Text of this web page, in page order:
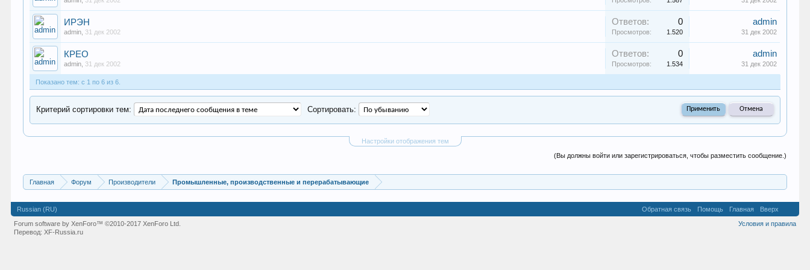
ИРЭН
admin 31 дек 2002
Ответов: 0
Просмотров: 1.520
admin
31 дек 2002
КРЕО
admin 31 дек 2002
Ответов: 0
Просмотров: 1.534
admin
31 дек 2002
Показано тем: с 1 по 6 из 6.
Настройки отображения тем
Критерий сортировки тем: Сортировать:
(Вы должны войти или зарегистрироваться, чтобы разместить сообщение.)
Главная Форум Производители Промышленные, производственные и перерабатывающие
Russian (RU) Обратная связь Помощь Главная
Вверх
Условия и правила
Forum software by XenForo™©2010-2017 XenForo Ltd.
Перевод:XF-Russia.ru